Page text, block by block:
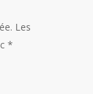
Les
*